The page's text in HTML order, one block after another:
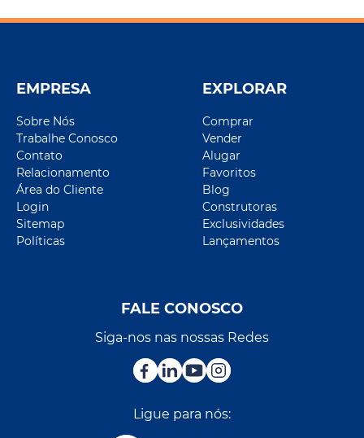
EMPRESA
Sobre Nós
Trabalhe Conosco
Contato
Relacionamento
Área do Cliente
Login
Sitemap
Políticas
EXPLORAR
Comprar
Vender
Alugar
Favoritos
Blog
Construtoras
Exclusividades
Lançamentos
FALE CONOSCO
Siga-nos nas nossas Redes
Ligue para nós: